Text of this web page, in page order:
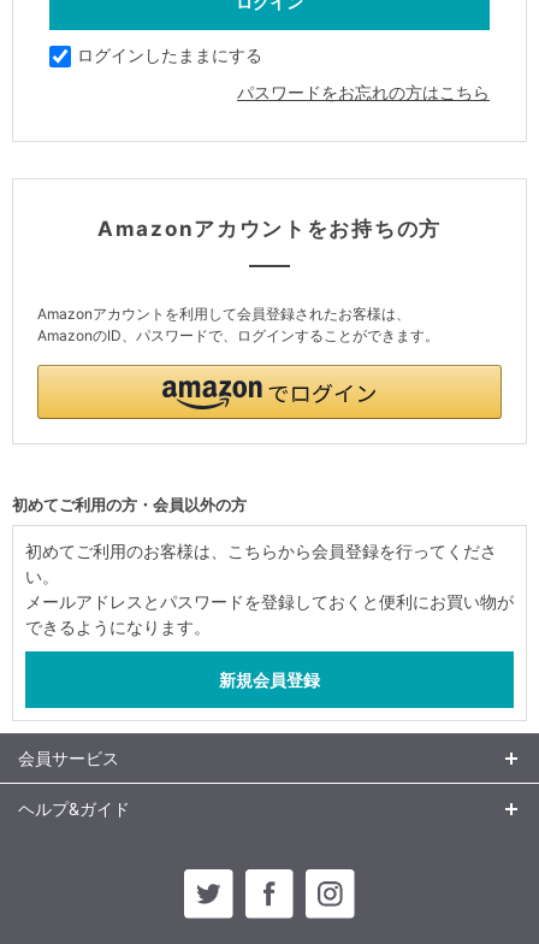
ログインしたままにする
パスワードをお忘れの方はこちら
Amazonアカウントをお持ちの方
Amazonアカウントを利用して会員登録されたお客様は、
AmazonのID、パスワードで、ログインすることができます。
初めてご利用の方・会員以外の方
初めてご利用のお客様は、こちらから会員登録を行ってくださ
い。
メールアドレスとパスワードを登録しておくと便利にお買い物が
できるようになります。
会員サービス
ヘルプ&ガイド